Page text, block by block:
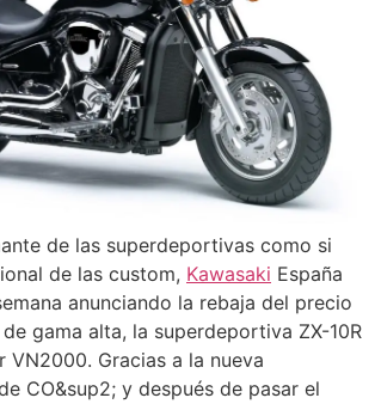
de las superdeportivas como si
de las custom, Kawasaki España
anunciando la rebaja del precio
gama alta, la superdeportiva ZX-10R
VN2000. Gracias a la nueva
CO&sup2; y después de pasar el